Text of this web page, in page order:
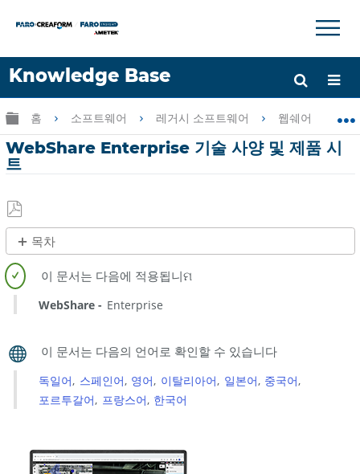
Knowledge Base
언어
도움 받기 로그인
×
글로벌 계층 확장/축소
홈 소프트웨어 레거시 소프트웨어 웹쉐어 엔터프
WebShare Enterprise 기술 사양 및 제품 시
트
PDF
로
저
장
목차
시
트
WebShare Enterprise
독일어 스페인어 영어 이탈리아어 일본어 중국어
포르투갈어 프랑스어 한국어